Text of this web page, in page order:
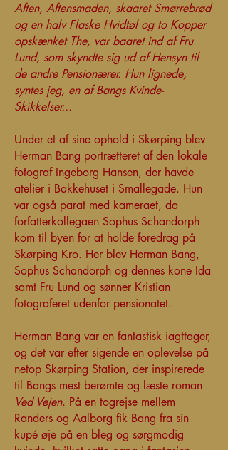
Aften, Aftensmaden, skaaret Smørrebrød
og en halv Flaske Hvidtøl og to Kopper
opskænket The, var baaret ind af Fru
Lund, som skyndte sig ud af Hensyn til
de andre Pensionærer. Hun lignede,
syntes jeg, en af Bangs Kvinde-
Skikkelser...
Under et af sine ophold i Skørping blev
Herman Bang portrætteret af den lokale
fotograf Ingeborg Hansen, der havde
atelier i Bakkehuset i Smallegade. Hun
var også parat med kameraet, da
forfatterkollegaen Sophus Schandorph
kom til byen for at holde foredrag på
Skørping Kro. Her blev Herman Bang,
Sophus Schandorph og dennes kone Ida
samt Fru Lund og sønner Kristian
fotograferet udenfor pensionatet.
Herman Bang var en fantastisk iagttager,
og det var efter sigende en oplevelse på
netop Skørping Station, der inspirerede
til Bangs mest berømte og læste roman
Ved Vejen. På en togrejse mellem
Randers og Aalborg fik Bang fra sin
kupé øje på en bleg og sørgmodig